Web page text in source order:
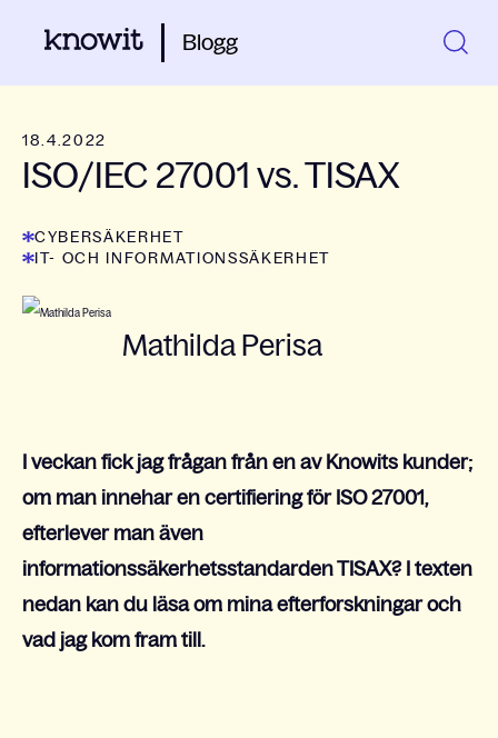
Blogg
18.4.2022
ISO/IEC 27001 vs. TISAX
CYBERSÄKERHET
IT- OCH INFORMATIONSSÄKERHET
Mathilda Perisa
I veckan fick jag frågan från en av Knowits kunder;
om man innehar en certifiering för ISO 27001,
efterlever man även
informationssäkerhetsstandarden TISAX? I texten
nedan kan du läsa om mina efterforskningar och
vad jag kom fram till.